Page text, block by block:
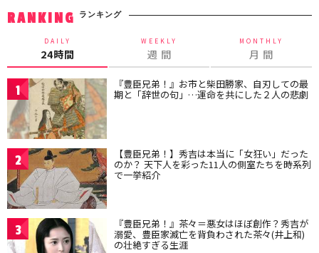
RANKING ランキング
DAILY
24時間
WEEKLY
週 間
MONTHLY
月 間
1 『豊臣兄弟！』お市と柴田勝家、自刃しての最
期と「辞世の句」…運命を共にした２人の悲劇
2 【豊臣兄弟！】秀吉は本当に「女狂い」だった
のか？ 天下人を彩った11人の側室たちを時系列
で一挙紹介
3 『豊臣兄弟！』茶々＝悪女はほぼ創作？秀吉が
溺愛、豊臣家滅亡を背負わされた茶々(井上和)
の壮絶すぎる生涯